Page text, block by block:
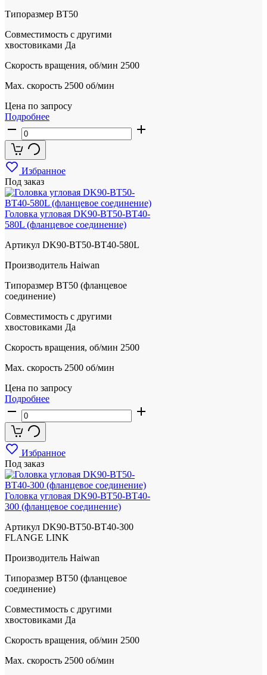
Типоразмер BT50
Совместимость с другими
хвостовиками Да
Скорость вращения, об/мин 2500
Max. скорость 2500 об/мин
Цена по запросу
Подробнее
Избранное
Под заказ
Головка угловая DK90-BT50-BT40-
580L (фланцевое соединение)
Артикул DK90-BT50-BT40-580L
Производитель Haiwan
Типоразмер BT50 (фланцевое
соединение)
Совместимость с другими
хвостовиками Да
Скорость вращения, об/мин 2500
Max. скорость 2500 об/мин
Цена по запросу
Подробнее
Избранное
Под заказ
Головка угловая DK90-BT50-BT40-
300 (фланцевое соединение)
Артикул DK90-BT50-BT40-300
FLANGE LINK
Производитель Haiwan
Типоразмер BT50 (фланцевое
соединение)
Совместимость с другими
хвостовиками Да
Скорость вращения, об/мин 2500
Max. скорость 2500 об/мин